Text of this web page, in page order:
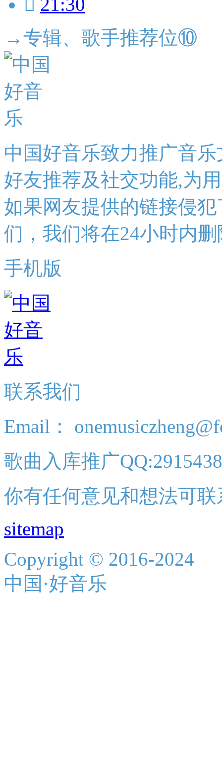
→专辑、歌手推荐位⑩
中国好音乐致力推广音
好友推荐及社交功能,为
如果网友提供的链接侵
们，我们将在24小时内
手机版
联系我们
Email：
歌曲入库推广
你有任何意见和想法可
sitemap
Copyright © 2016-2024
中国·好音乐